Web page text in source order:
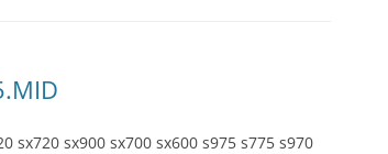
sx900 sx700 sx600 s975 s775 s970